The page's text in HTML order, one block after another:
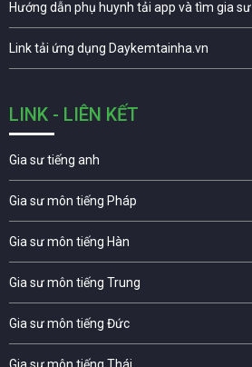
Hướng dẫn phụ huynh tải app và tìm gia sư
Link tải ứng dụng Daykemtainha.vn
LINK - LIÊN KẾT
Gia sư tiếng anh
Gia sư môn tiếng Pháp
Gia sư môn tiếng Hàn
Gia sư môn tiếng Trung
Gia sư môn tiếng Đức